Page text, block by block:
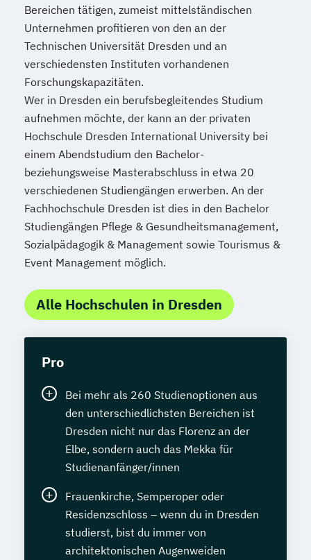
Wirtschaftspsychologie (DE/EN)
Wirtschaftsrecht
Bereichen tätigen, zumeist mittelständischen
Unternehmen profitieren von den an der
Technischen Universität Dresden und an
verschiedensten Instituten vorhandenen
Forschungskapazitäten.
Wer in Dresden ein berufsbegleitendes Studium
aufnehmen möchte, der kann an der privaten
Hochschule Dresden International University bei
einem Abendstudium den Bachelor-
beziehungsweise Masterabschluss in etwa 20
verschiedenen Studiengängen erwerben. An der
Fachhochschule Dresden ist dies in den Bachelor
Studiengängen Pflege & Gesundheitsmanagement,
Sozialpädagogik & Management sowie Tourismus &
Event Management möglich.
Alle Hochschulen in Dresden
Pro
Bei mehr als 260 Studienoptionen aus
den unterschiedlichsten Bereichen ist
Dresden nicht nur das Florenz an der
Elbe, sondern auch das Mekka für
Studienanfänger/innen
Frauenkirche, Semperoper oder
Residenzschloss – wenn du in Dresden
studierst, bist du immer von
architektonischen Augenweiden